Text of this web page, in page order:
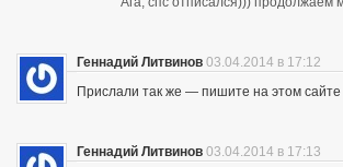
Геннадий Литвинов 03.04.2014 в 17:12
Прислали так же — пишите на этом сайте
Геннадий Литвинов 03.04.2014 в 17:13